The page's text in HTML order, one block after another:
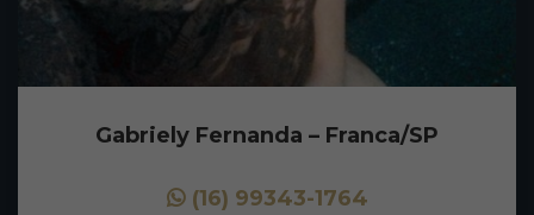
Gabriely Fernanda – Franca/SP
(16) 99343-1764